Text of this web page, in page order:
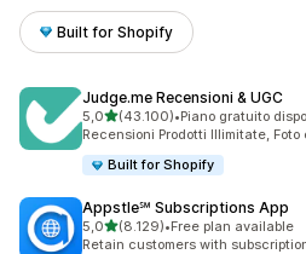
Built for Shopify
Judge.me Recensioni & UGC
5,0stelle su 5
(43.100)
43100 recensioni totali
•Piano gratuito
Recensioni Prodotti Illimitate,
Built for Shopify
Appstle℠ Subscriptions App
5,0stelle su 5
(8.129)
8129 recensioni totali
•Free plan available
Retain customers with